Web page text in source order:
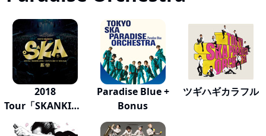
2018
Tour「SKANKING
JAPAN」"スカフ...
Paradise Blue +
Bonus
ツギハギカラフル